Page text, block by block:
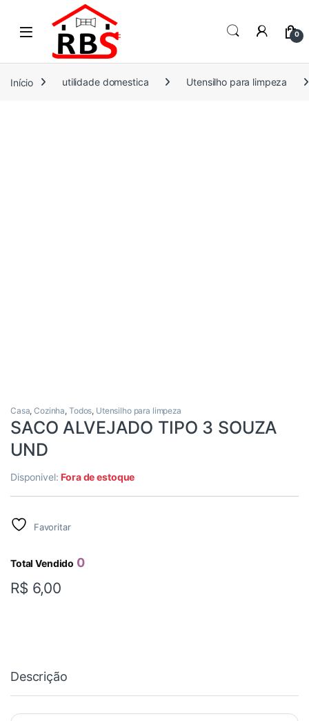
Skip to navigation
0
Início utilidade domestica Utensilho para limpeza
Casa,Cozinha, Todos, Utensilho para limpeza
SACO ALVEJADO TIPO 3 SOUZA
UND
Disponivel:Fora de estoque
Favoritar
Total Vendido 0
R$ 6,00
Descrição